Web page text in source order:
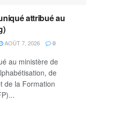
attribué au
AOÛT 7, 2026 0
au ministère de
de
de la Formation